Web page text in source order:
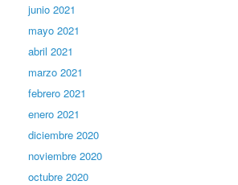
junio 2021
mayo 2021
abril 2021
marzo 2021
febrero 2021
enero 2021
diciembre 2020
noviembre 2020
octubre 2020